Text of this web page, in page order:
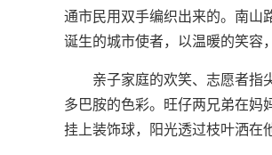
通市民用双手编织出来的。南山
诞生的城市使者，以温暖的笑容
亲子家庭的欢笑、志愿者
多巴胺的色彩。旺仔两兄弟在妈
挂上装饰球，阳光透过枝叶洒在